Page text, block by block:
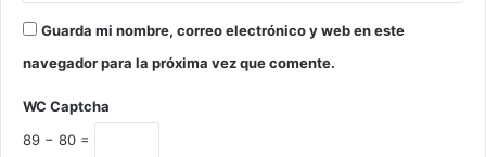
Guarda mi nombre, correo electrónico y web en este
navegador para la próxima vez que comente.
WC Captcha
89 − 80 =